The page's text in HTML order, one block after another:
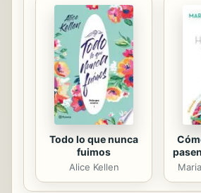
Todo lo que nunca
fuimos
Alice Kellen